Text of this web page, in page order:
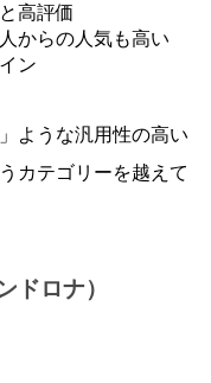
高評価
からの人気も高い
ン
ような汎用性の高い
カテゴリーを越えて
ロナ）